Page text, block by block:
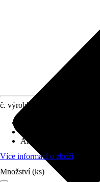
č. výrobku
Alternativní název (a typ
Více informací o zboží
Množství (ks)